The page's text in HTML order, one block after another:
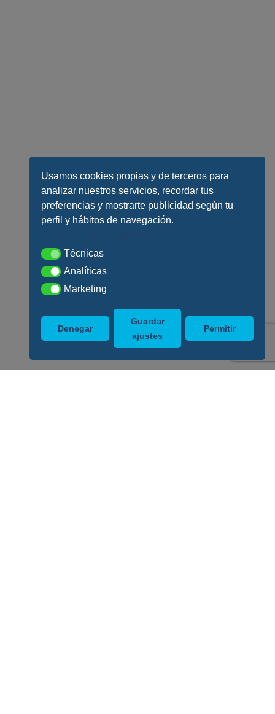
Usamos cookies propias y de terceros para
analizar nuestros servicios, recordar tus
preferencias y mostrarte publicidad según tu
perfil y hábitos de navegación.
TécnicasTécnicas
AnalíticasAnalíticas
MarketingMarketing
Denegar
Guardar
ajustes
Permitir